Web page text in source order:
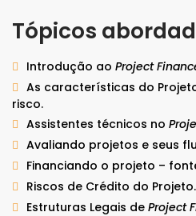
Tópicos
Introdução ao Project
As características do
risco.
Assistentes técnicos no
Avaliando projetos e seus
Financiando o projeto –
Riscos de Crédito do Projeto.
Estruturas Legais de Project